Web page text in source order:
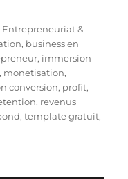
k
e
d
I
n
rt
a
g
er
Catégories
Entrepreneuriat &
, business en
, immersion
, monetisation,
conversion, profit,
, revenus
,template gratuit,